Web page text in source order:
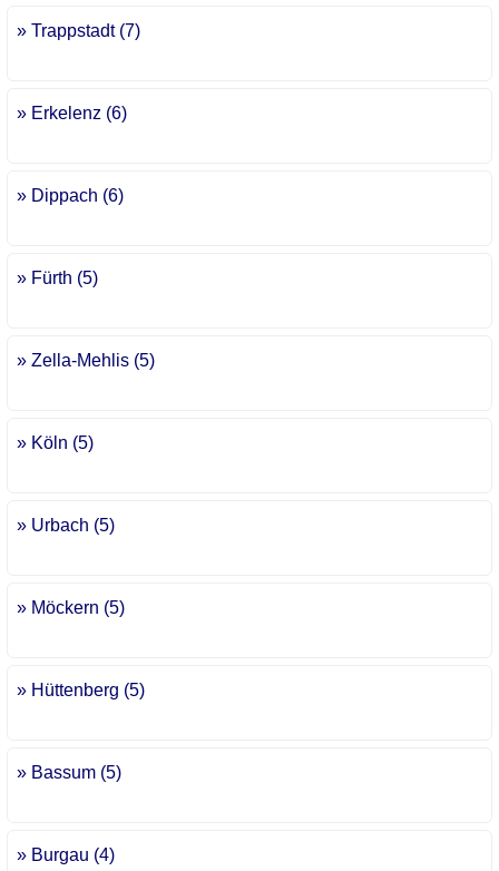
» Trappstadt (7)
» Erkelenz (6)
» Dippach (6)
» Fürth (5)
» Zella-Mehlis (5)
» Köln (5)
» Urbach (5)
» Möckern (5)
» Hüttenberg (5)
» Bassum (5)
» Burgau (4)